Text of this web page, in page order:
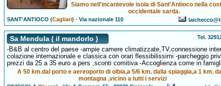
Siamo nell'incantevole isola di Sant'Antioco nella
occidentale sarda.
SANT'ANTIOCO (Cagliari) -Via nazionale 110
Sa Mendula ( il mandorlo ) Tel.
-B&B al centro del paese -ampie camere climatizzate,TV,connessione
colazione internazionale e classica con orari flessibilissimi -parcheggio
prezzi da 25 a 35 euro a pers ,sconti comitiva -Accoglienza come in
A 50 km.dal porto e aereoporto di olbia,a 5/6 km. dalla spiaggia,a 1 km.
montagna ,vicino a tutti i servizi